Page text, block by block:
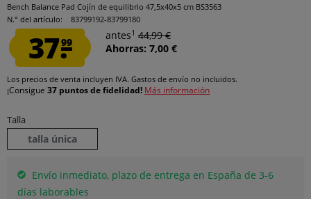
Bench Balance Pad Cojín de equilibrio 47,5x40x5 cm BS3563
N.° del artículo:
83799192-83799180
37.99
antes1 44,99 €
Ahorras: 7,00 €
Los precios de venta incluyen IVA. Gastos de envío no incluidos.
¡Consigue 37 puntos de fidelidad! Más información
Talla
talla única
Envío inmediato, plazo de entrega en España de 3-6
días laborables